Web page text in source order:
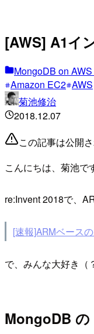
[AWS] A1イ
MongoDB on
Amazon EC2 AWS
菊池修治
2018.12.07
この記事は公開
こんにちは、菊池で
re:Invent 2018で、
[速報]ARMベース
で、みんな大好き（
MongoDB の